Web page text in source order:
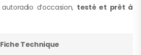
d’occasion, testé et prêt à
Fiche Technique